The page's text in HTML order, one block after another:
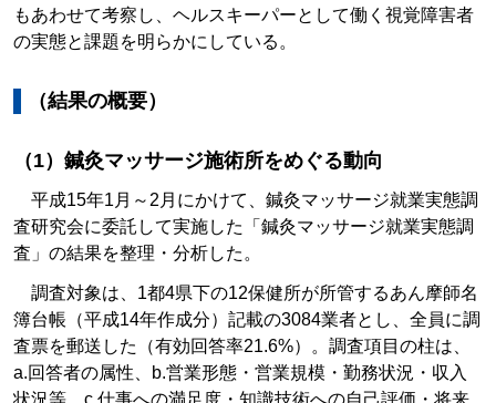
もあわせて考察し、ヘルスキーパーとして働く視覚障害者
の実態と課題を明らかにしている。
（結果の概要）
（1）鍼灸マッサージ施術所をめぐる動向
平成15年1月～2月にかけて、鍼灸マッサージ就業実態調
査研究会に委託して実施した「鍼灸マッサージ就業実態調
査」の結果を整理・分析した。
調査対象は、1都4県下の12保健所が所管するあん摩師名
簿台帳（平成14年作成分）記載の3084業者とし、全員に調
査票を郵送した（有効回答率21.6%）。調査項目の柱は、
a.回答者の属性、b.営業形態・営業規模・勤務状況・収入
状況等、c.仕事への満足度・知識技術への自己評価・将来